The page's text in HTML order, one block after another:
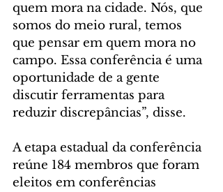
quem mora na cidade. Nós, que
somos do meio rural, temos
que pensar em quem mora no
campo. Essa conferência é uma
oportunidade de a gente
discutir ferramentas para
reduzir discrepâncias”, disse.
A etapa estadual da conferência
reúne 184 membros que foram
eleitos em conferências